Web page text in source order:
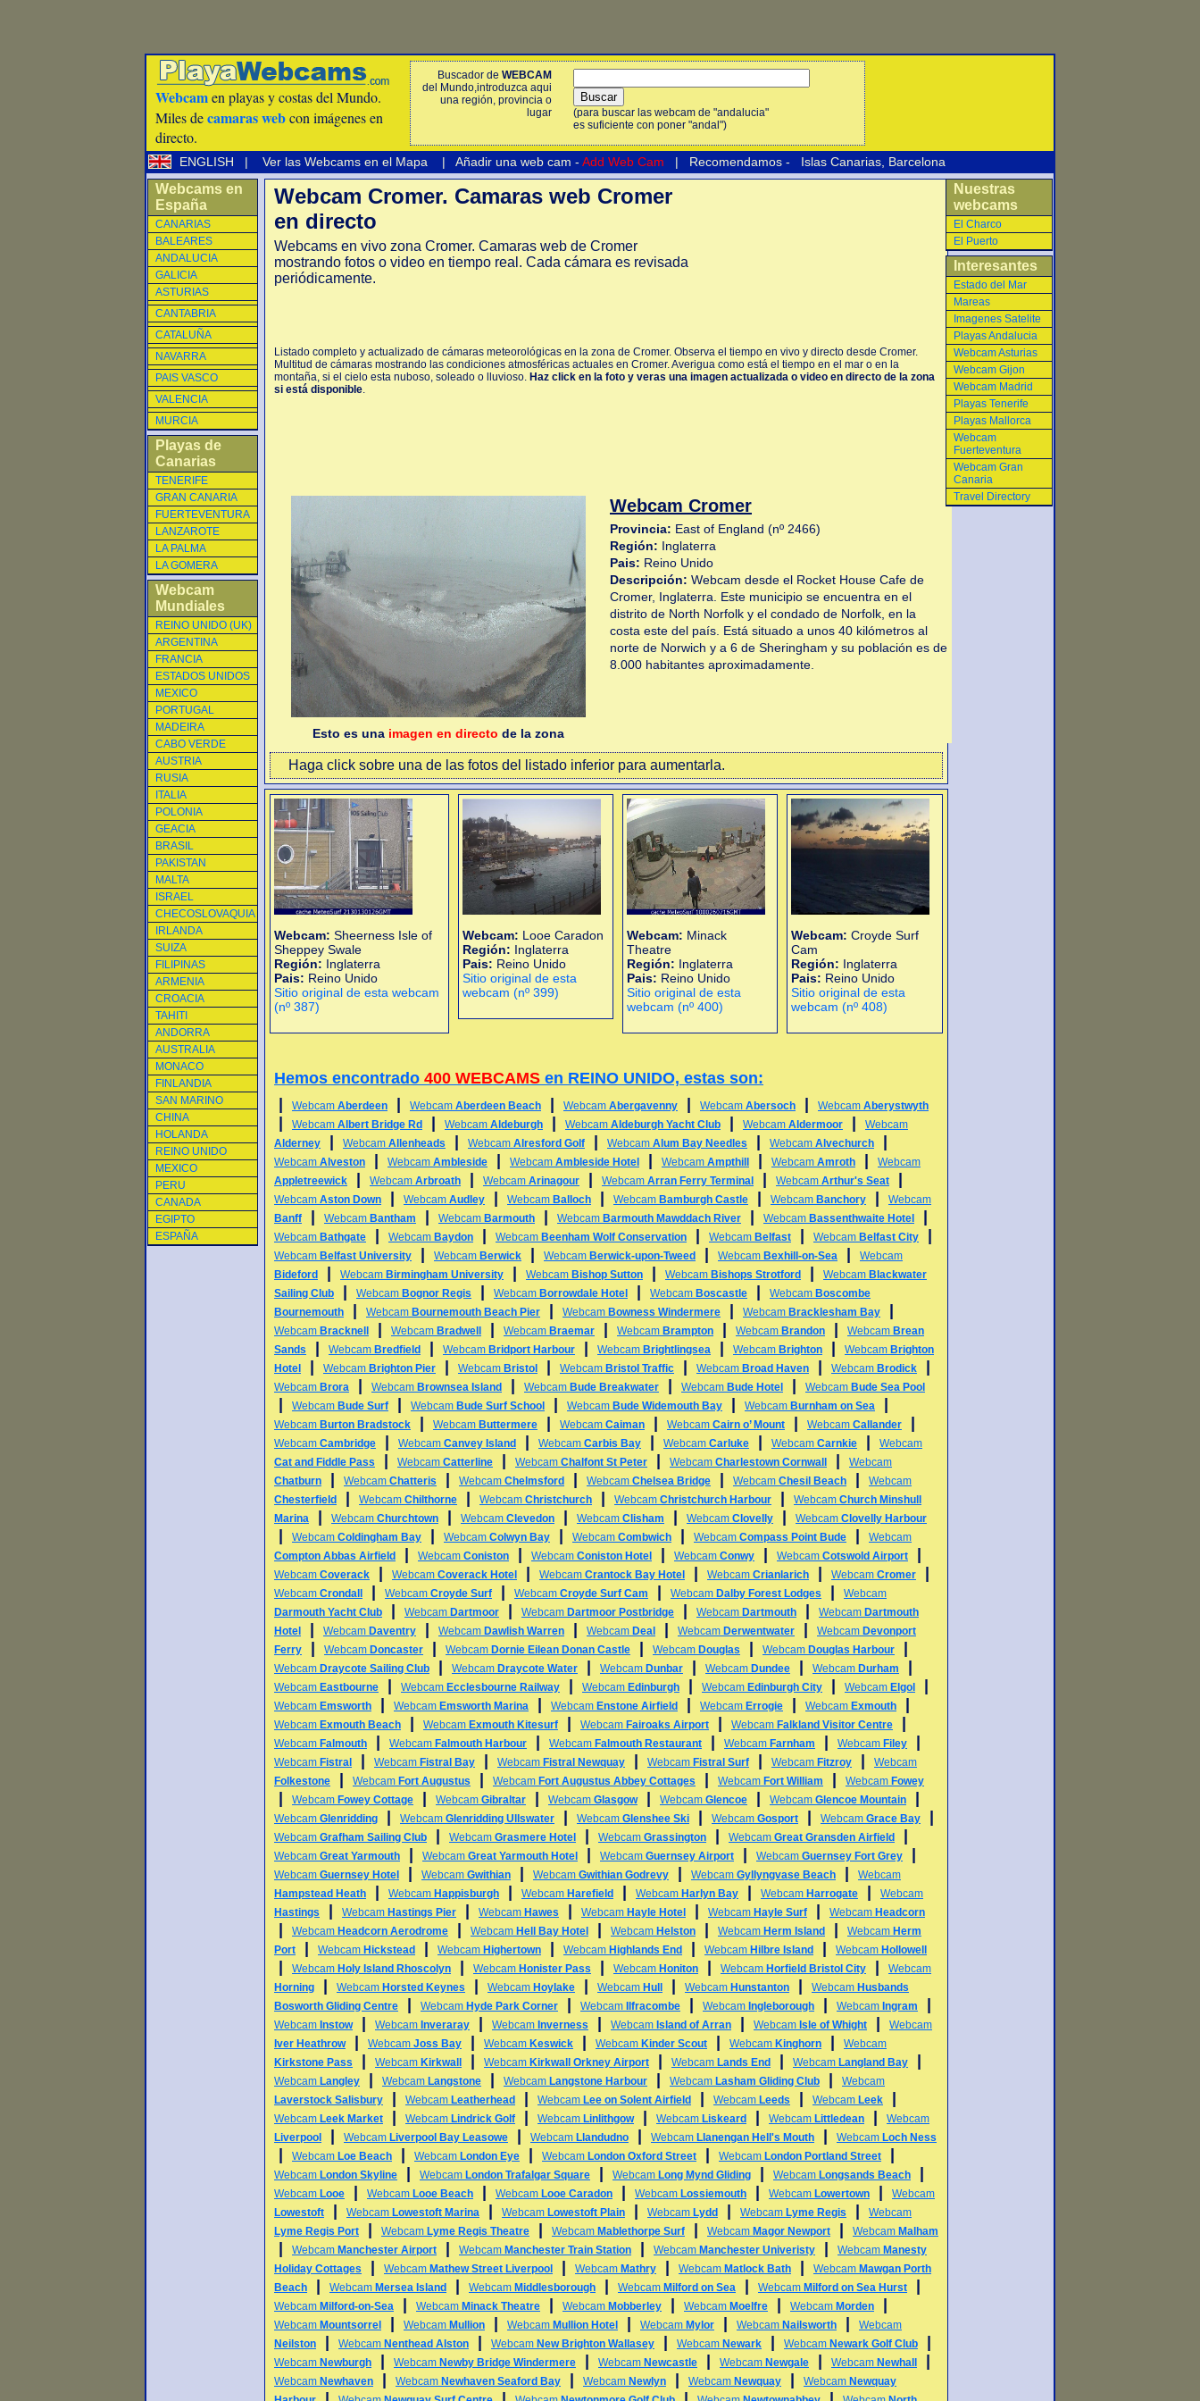
Webcamen playas y costas del Mundo.
Miles decamaras webcon imágenes en
directo.
Buscador de WEBCAM
del Mundo,introduzca aqui
una región, provincia o
lugar
(para buscar las webcam de "andalucia"
es suficiente con poner "andal")
ENGLISH | Ver las Webcams en el Mapa | Añadir una web cam - Add Web Cam | Recomendamos - Islas Canarias Barcelona
Webcams en
España
CANARIAS
BALEARES
ANDALUCIA
GALICIA
ASTURIAS
CANTABRIA
CATALUÑA
NAVARRA
PAIS VASCO
VALENCIA
MURCIA
Playas de
Canarias
TENERIFE
GRAN CANARIA
FUERTEVENTURA
LANZAROTE
LA PALMA
LA GOMERA
Webcam
Mundiales
REINO UNIDO (UK)
ARGENTINA
FRANCIA
ESTADOS UNIDOS
MEXICO
PORTUGAL
MADEIRA
CABO VERDE
AUSTRIA
RUSIA
ITALIA
POLONIA
GEACIA
BRASIL
PAKISTAN
MALTA
ISRAEL
CHECOSLOVAQUIA
IRLANDA
SUIZA
FILIPINAS
ARMENIA
CROACIA
TAHITI
ANDORRA
AUSTRALIA
MONACO
FINLANDIA
SAN MARINO
CHINA
HOLANDA
REINO UNIDO
MEXICO
PERU
CANADA
EGIPTO
ESPAÑA
Webcam Cromer. Camaras web Cromer
en directo
Webcams en vivo zona Cromer. Camaras web de Cromer
mostrando fotos o video en tiempo real. Cada cámara es revisada
periódicamente.
Listado completo y actualizado de cámaras meteorológicas en la zona de Cromer. Observa el tiempo en vivo y directo desde Cromer.
Multitud de cámaras mostrando las condiciones atmosféricas actuales en Cromer. Averigua como está el tiempo en el mar o en la
montaña, si el cielo esta nuboso, soleado o lluvioso. Haz click en la foto y veras una imagen actualizada o video en directo de la zona
si está disponible.
Esto es una imagen en directo de la zona
Webcam Cromer
Provincia: East of England (nº 2466)
Región: Inglaterra
Pais: Reino Unido
Descripción: Webcam desde el Rocket House Cafe de
Cromer, Inglaterra. Este municipio se encuentra en el
distrito de North Norfolk y el condado de Norfolk, en la
costa este del país. Está situado a unos 40 kilómetros al
norte de Norwich y a 6 de Sheringham y su población es de
8.000 habitantes aproximadamente.
Haga click sobre una de las fotos del listado inferior para aumentarla.
Webcam: Sheerness Isle of
Sheppey Swale
Región: Inglaterra
Pais: Reino Unido
Sitio original de esta webcam
(nº 387)
Webcam: Looe Caradon
Región: Inglaterra
Pais: Reino Unido
Sitio original de esta
webcam (nº 399)
Webcam: Minack
Theatre
Región: Inglaterra
Pais: Reino Unido
Sitio original de esta
webcam (nº 400)
Webcam: Croyde Surf
Cam
Región: Inglaterra
Pais: Reino Unido
Sitio original de esta
webcam (nº 408)
Hemos encontrado 400 WEBCAMS en REINO UNIDO, estas son:
Webcam Aberdeen Webcam Aberdeen Beach Webcam Abergavenny Webcam Abersoch Webcam Aberystwyth
Webcam Albert Bridge Rd Webcam Aldeburgh Webcam Aldeburgh Yacht Club Webcam Aldermoor
Webcam
Alderney
Webcam Allenheads Webcam Alresford Golf Webcam Alum Bay Needles Webcam Alvechurch
Webcam Alveston Webcam Ambleside Webcam Ambleside Hotel Webcam Ampthill Webcam Amroth
Webcam
Appletreewick
Webcam Arbroath Webcam Arinagour Webcam Arran Ferry Terminal Webcam Arthur's Seat
Webcam Aston Down Webcam Audley Webcam Balloch Webcam Bamburgh Castle Webcam Banchory
Webcam
Banff
Webcam Bantham Webcam Barmouth Webcam Barmouth Mawddach River Webcam Bassenthwaite Hotel
Webcam Bathgate Webcam Baydon Webcam Beenham Wolf Conservation Webcam Belfast Webcam Belfast City
Webcam Belfast University Webcam Berwick Webcam Berwick-upon-Tweed Webcam Bexhill-on-Sea
Webcam
Bideford
Webcam Birmingham University Webcam Bishop Sutton Webcam Bishops Strotford Webcam Blackwater
Sailing Club
Webcam Bognor Regis Webcam Borrowdale Hotel Webcam Boscastle Webcam Boscombe
Bournemouth
Webcam Bournemouth Beach Pier Webcam Bowness Windermere Webcam Bracklesham Bay
Webcam Bracknell Webcam Bradwell Webcam Braemar Webcam Brampton Webcam Brandon Webcam Brean
Sands
Webcam Bredfield Webcam Bridport Harbour Webcam Brightlingsea Webcam Brighton Webcam Brighton
Hotel
Webcam Brighton Pier Webcam Bristol Webcam Bristol Traffic Webcam Broad Haven Webcam Brodick
Webcam Brora Webcam Brownsea Island Webcam Bude Breakwater Webcam Bude Hotel Webcam Bude Sea Pool
Webcam Bude Surf Webcam Bude Surf School Webcam Bude Widemouth Bay Webcam Burnham on Sea
Webcam Burton Bradstock Webcam Buttermere Webcam Caiman Webcam Cairn o’ Mount Webcam Callander
Webcam Cambridge Webcam Canvey Island Webcam Carbis Bay Webcam Carluke Webcam Carnkie
Webcam
Cat and Fiddle Pass
Webcam Catterline Webcam Chalfont St Peter Webcam Charlestown Cornwall
Webcam
Chatburn
Webcam Chatteris Webcam Chelmsford Webcam Chelsea Bridge Webcam Chesil Beach
Webcam
Chesterfield
Webcam Chilthorne Webcam Christchurch Webcam Christchurch Harbour Webcam Church Minshull
Marina
Webcam Churchtown Webcam Clevedon Webcam Clisham Webcam Clovelly Webcam Clovelly Harbour
Webcam Coldingham Bay Webcam Colwyn Bay Webcam Combwich Webcam Compass Point Bude
Webcam
Compton Abbas Airfield
Webcam Coniston Webcam Coniston Hotel Webcam Conwy Webcam Cotswold Airport
Webcam Coverack Webcam Coverack Hotel Webcam Crantock Bay Hotel Webcam Crianlarich Webcam Cromer
Webcam Crondall Webcam Croyde Surf Webcam Croyde Surf Cam Webcam Dalby Forest Lodges
Webcam
Darmouth Yacht Club
Webcam Dartmoor Webcam Dartmoor Postbridge Webcam Dartmouth Webcam Dartmouth
Hotel
Webcam Daventry Webcam Dawlish Warren Webcam Deal Webcam Derwentwater Webcam Devonport
Ferry
Webcam Doncaster Webcam Dornie Eilean Donan Castle Webcam Douglas Webcam Douglas Harbour
Webcam Draycote Sailing Club Webcam Draycote Water Webcam Dunbar Webcam Dundee Webcam Durham
Webcam Eastbourne Webcam Ecclesbourne Railway Webcam Edinburgh Webcam Edinburgh City Webcam Elgol
Webcam Emsworth Webcam Emsworth Marina Webcam Enstone Airfield Webcam Errogie Webcam Exmouth
Webcam Exmouth Beach Webcam Exmouth Kitesurf Webcam Fairoaks Airport Webcam Falkland Visitor Centre
Webcam Falmouth Webcam Falmouth Harbour Webcam Falmouth Restaurant Webcam Farnham Webcam Filey
Webcam Fistral Webcam Fistral Bay Webcam Fistral Newquay Webcam Fistral Surf Webcam Fitzroy
Webcam
Folkestone
Webcam Fort Augustus Webcam Fort Augustus Abbey Cottages Webcam Fort William Webcam Fowey
Webcam Fowey Cottage Webcam Gibraltar Webcam Glasgow Webcam Glencoe Webcam Glencoe Mountain
Webcam Glenridding Webcam Glenridding Ullswater Webcam Glenshee Ski Webcam Gosport Webcam Grace Bay
Webcam Grafham Sailing Club Webcam Grasmere Hotel Webcam Grassington Webcam Great Gransden Airfield
Webcam Great Yarmouth Webcam Great Yarmouth Hotel Webcam Guernsey Airport Webcam Guernsey Fort Grey
Webcam Guernsey Hotel Webcam Gwithian Webcam Gwithian Godrevy Webcam Gyllyngvase Beach
Webcam
Hampstead Heath
Webcam Happisburgh Webcam Harefield Webcam Harlyn Bay Webcam Harrogate
Webcam
Hastings
Webcam Hastings Pier Webcam Hawes Webcam Hayle Hotel Webcam Hayle Surf Webcam Headcorn
Webcam Headcorn Aerodrome Webcam Hell Bay Hotel Webcam Helston Webcam Herm Island Webcam Herm
Port
Webcam Hickstead Webcam Highertown Webcam Highlands End Webcam Hilbre Island Webcam Hollowell
Webcam Holy Island Rhoscolyn Webcam Honister Pass Webcam Honiton Webcam Horfield Bristol City
Webcam
Horning
Webcam Horsted Keynes Webcam Hoylake Webcam Hull Webcam Hunstanton Webcam Husbands
Bosworth Gliding Centre
Webcam Hyde Park Corner Webcam Ilfracombe Webcam Ingleborough Webcam Ingram
Webcam Instow Webcam Inveraray Webcam Inverness Webcam Island of Arran Webcam Isle of Whight
Webcam
Iver Heathrow
Webcam Joss Bay Webcam Keswick Webcam Kinder Scout Webcam Kinghorn
Webcam
Kirkstone Pass
Webcam Kirkwall Webcam Kirkwall Orkney Airport Webcam Lands End Webcam Langland Bay
Webcam Langley Webcam Langstone Webcam Langstone Harbour Webcam Lasham Gliding Club
Webcam
Laverstock Salisbury
Webcam Leatherhead Webcam Lee on Solent Airfield Webcam Leeds Webcam Leek
Webcam Leek Market Webcam Lindrick Golf Webcam Linlithgow Webcam Liskeard Webcam Littledean
Webcam
Liverpool
Webcam Liverpool Bay Leasowe Webcam Llandudno Webcam Llanengan Hell's Mouth Webcam Loch Ness
Webcam Loe Beach Webcam London Eye Webcam London Oxford Street Webcam London Portland Street
Webcam London Skyline Webcam London Trafalgar Square Webcam Long Mynd Gliding Webcam Longsands Beach
Webcam Looe Webcam Looe Beach Webcam Looe Caradon Webcam Lossiemouth Webcam Lowertown
Webcam
Lowestoft
Webcam Lowestoft Marina Webcam Lowestoft Plain Webcam Lydd Webcam Lyme Regis
Webcam
Lyme Regis Port
Webcam Lyme Regis Theatre Webcam Mablethorpe Surf Webcam Magor Newport Webcam Malham
Webcam Manchester Airport Webcam Manchester Train Station Webcam Manchester Univeristy Webcam Manesty
Holiday Cottages
Webcam Mathew Street Liverpool Webcam Mathry Webcam Matlock Bath Webcam Mawgan Porth
Beach
Webcam Mersea Island Webcam Middlesborough Webcam Milford on Sea Webcam Milford on Sea Hurst
Webcam Milford-on-Sea Webcam Minack Theatre Webcam Mobberley Webcam Moelfre Webcam Morden
Webcam Mountsorrel Webcam Mullion Webcam Mullion Hotel Webcam Mylor Webcam Nailsworth
Webcam
Neilston
Webcam Nenthead Alston Webcam New Brighton Wallasey Webcam Newark Webcam Newark Golf Club
Webcam Newburgh Webcam Newby Bridge Windermere Webcam Newcastle Webcam Newgale Webcam Newhall
Webcam Newhaven Webcam Newhaven Seaford Bay Webcam Newlyn Webcam Newquay Webcam Newquay
Nuestras
webcams
El Charco
El Puerto
Interesantes
Estado del Mar
Mareas
Imagenes Satelite
Playas Andalucia
Webcam Asturias
Webcam Gijon
Webcam Madrid
Playas Tenerife
Playas Mallorca
Webcam
Fuerteventura
Webcam Gran
Canaria
Travel Directory